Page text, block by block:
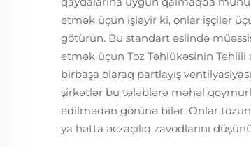
etmək üçün işləyir ki, onlar işçilər
götürün. Bu standart əslində
etmək üçün Toz Təhlükəsinin Təhlili
birbaşa olaraq partlayış
şirkətlər bu tələblərə məhəl
edilmədən görünə bilər. Onlar
ya hətta əczaçılıq zavodlarını